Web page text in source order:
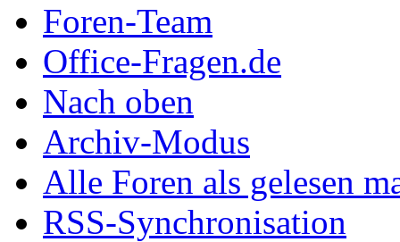
Foren-Team
Office-Fragen.de
Nach oben
Archiv-Modus
Alle Foren als gelesen
RSS-Synchronisation